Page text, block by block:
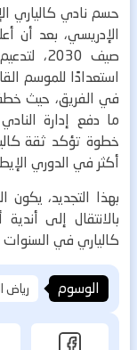
حسم نادي كالياري
الإدريسي، بعد أن
صيف
استعدادًا للموسم
في الفريق، حيث خطف
ما دفع إدارة
خطوة تؤكد ثقة
أكثر في الدوري
بهذا التجديد،
بالانتقال إلى
كالياري في السنوات
الوسوم رياض